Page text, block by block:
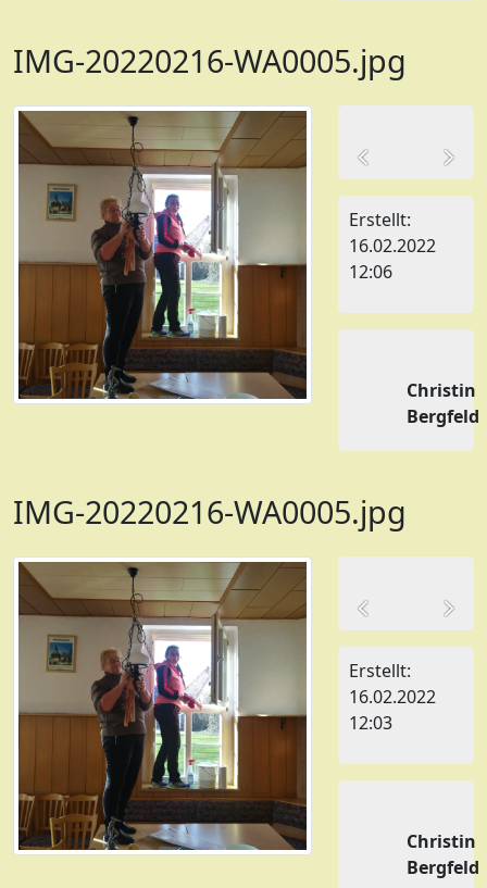
IMG-20220216-WA0005.jpg
Erstellt:
16.02.2022
12:06
Christin
Bergfeld
IMG-20220216-WA0005.jpg
Erstellt:
16.02.2022
12:03
Christin
Bergfeld